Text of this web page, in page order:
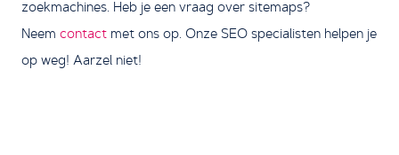
zoekmachines. Heb je een vraag over sitemaps?
Neem contact met ons op. Onze SEO specialisten helpen je
op weg! Aarzel niet!